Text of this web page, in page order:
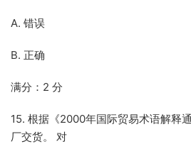
A. 错误
B. 正确
满分：2 分
15. 根据《2000年国际贸易术语解释
厂交货。 对